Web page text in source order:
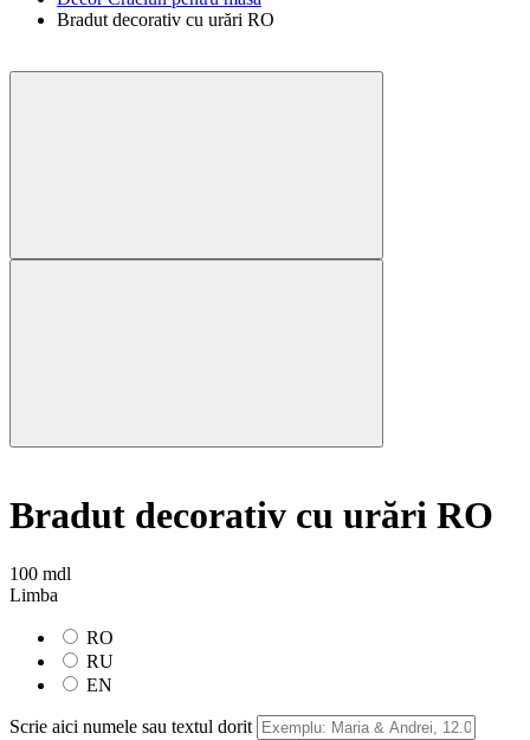
Bradut decorativ cu urări RO
Bradut decorativ cu urări RO
100 mdl
Limba
RO
RU
EN
Scrie aici numele sau textul dorit